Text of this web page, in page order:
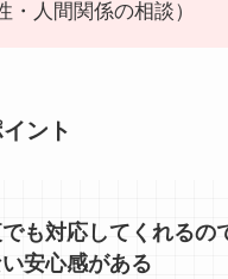
・人間関係の相談）
ント
も対応してくれるの
い安心感がある